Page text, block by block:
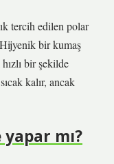
tercih edilen polar
bir kumaş
bir şekilde
kalır, ancak
mı?